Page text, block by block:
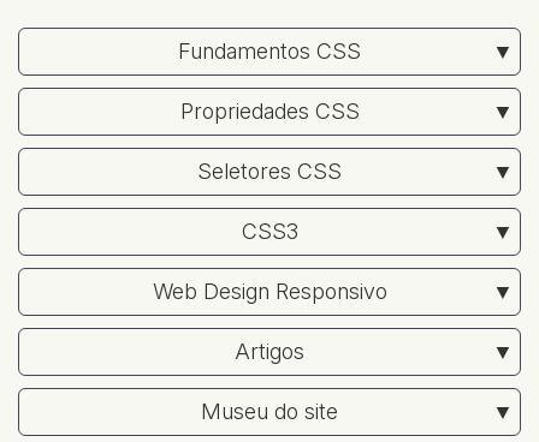
Fundamentos CSS
Propriedades CSS
Seletores CSS
CSS3
Web Design Responsivo
Artigos
Museu do site